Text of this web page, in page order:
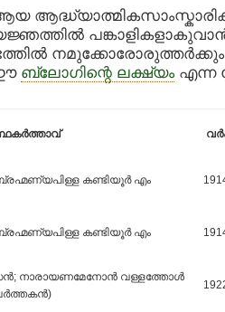
നമുക്കോരോരുത്തര്‍ക്കും
ഈ ബ്ലോഗിന്റെ ലക്ഷ്യം എന്ന
കണ്ടിയൂര്‍ എം
കണ്ടിയൂര്‍ എം
നാരായണമേനോന്‍ വള്ളത്തോള്‍